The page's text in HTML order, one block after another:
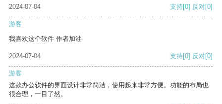
2024-07-04 支持[0] 反对[0]
游客
我喜欢这个软件 作者加油
2024-07-04 支持[0] 反对[0]
游客
这款办公软件的界面设计非常简洁，使用起来非常方便。功能的布局也
很合理，一目了然。